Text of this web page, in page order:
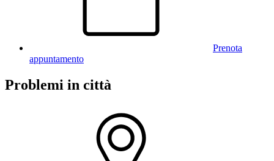
Prenota
appuntamento
Problemi in città